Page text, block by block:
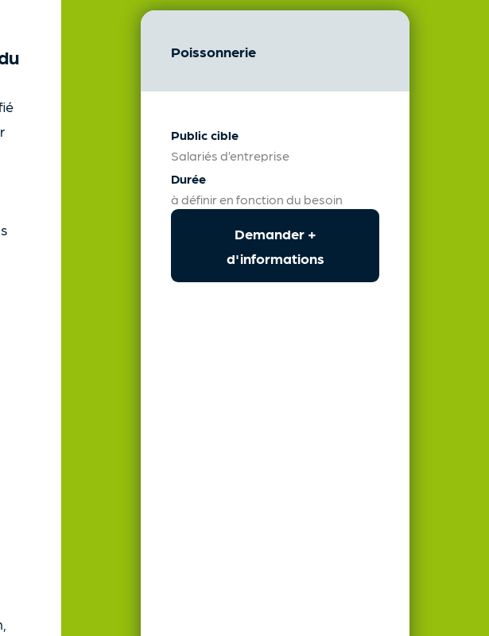
Poissonnerie
Public cible
Salariés d’entreprise
Durée
à définir en fonction du besoin
Demander +
d'informations